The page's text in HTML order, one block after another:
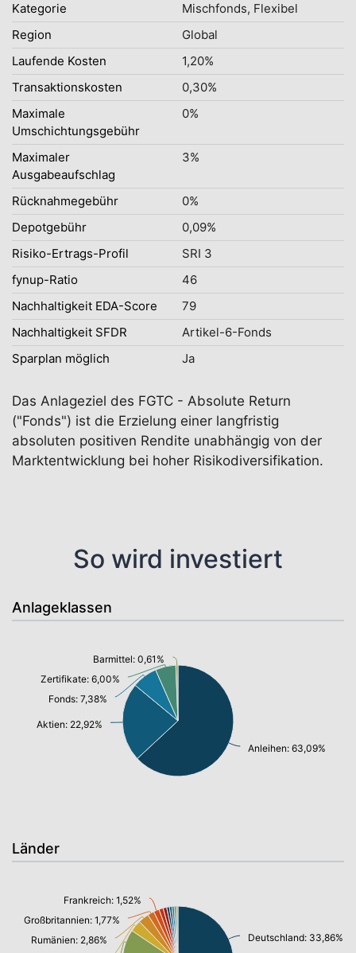
Kategorie
Mischfonds, Flexibel
Region
Global
Laufende Kosten
1,20%
Transaktionskosten
0,30%
Maximale
Umschichtungsgebühr
0%
Maximaler
Ausgabeaufschlag
3%
Rücknahmegebühr
0%
Depotgebühr
0,09%
Risiko-Ertrags-Profil
SRI 3
fynup-Ratio
46
Nachhaltigkeit EDA-Score
79
Nachhaltigkeit SFDR
Artikel-6-Fonds
Sparplan möglich
Ja
Das Anlageziel des FGTC - Absolute Return
("Fonds") ist die Erzielung einer langfristig
absoluten positiven Rendite unabhängig von der
Marktentwicklung bei hoher Risikodiversifikation.
So wird investiert
Anlageklassen
Anleihen: 63,09%
Aktien: 22,92%
Fonds: 7,38%
Zertifikate: 6,00%
Barmittel: 0,61%
Länder
Deutschland: 33,86%
Rumänien: 2,86%
Großbritannien: 1,77%
Frankreich: 1,52%